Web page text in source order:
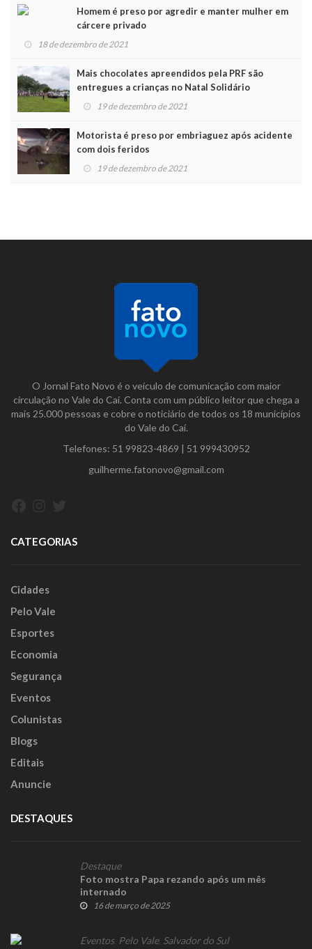
Homem é preso por agredir e manter mulher em
cárcere privado
18 de dezembro de 2021
Mais chocolates apreendidos pela PRF são
entregues a crianças no Natal Solidário
19 de dezembro de 2021
Motorista é preso por embriaguez após acidente
com dois feridos
19 de dezembro de 2021
O Jornal Fato Novo é o veículo de comunicação com maior
circulação no Vale do Caí. Conta com um público leitor que chega a
mais 25.000 pessoas e cobre o noticiário de todos os 18 municípios
do Vale do Caí.
Telefones: 51 99823-4869 | 51 999430952
guilherme.fatonovo@gmail.com
CATEGORIAS
Cidades
Pelo Vale
Esportes
Economia
Segurança
Eventos
Colunistas
Blogs
Editais
Anuncie
DESTAQUES
Destaque
Foto mostra Papa rezando após um mês
internado
16 de março de 2025
Eventos, Pelo Vale, Salvador do Sul